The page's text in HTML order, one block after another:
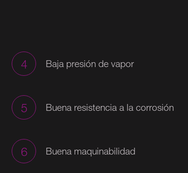
4 Baja presión de vapor
5 Buena resistencia a la corrosión
6 Buena maquinabilidad